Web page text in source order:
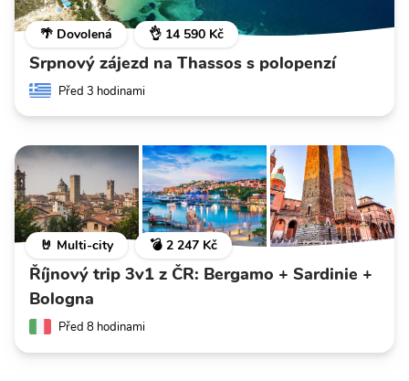
🌴 Dovolená 👌 14 590 Kč
Srpnový zájezd na Thassos s polopenzí
Před 3 hodinami
🤘 Multi-city 💣 2 247 Kč
Říjnový trip 3v1 z ČR: Bergamo + Sardinie +
Bologna
Před 8 hodinami